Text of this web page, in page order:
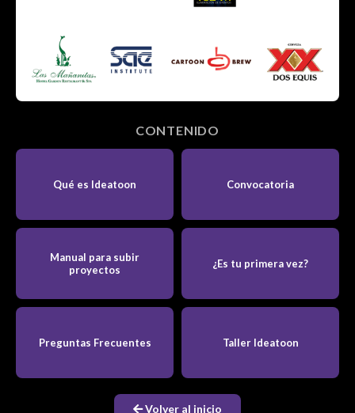
CONTENIDO
Qué es Ideatoon Convocatoria
Manual para subir
proyectos
¿Es tu primera vez?
Preguntas Frecuentes Taller Ideatoon
Volver al inicio